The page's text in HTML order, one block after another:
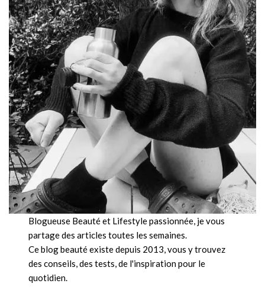
Blogueuse Beauté et Lifestyle passionnée, je vous
partage des articles toutes les semaines.
Ce blog beauté existe depuis 2013, vous y trouvez
des conseils, des tests, de l'inspiration pour le
quotidien.